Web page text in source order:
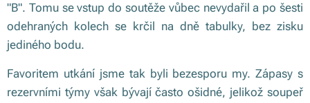
"B". Tomu se vstup do soutěže vůbec nevydařil a po šesti
odehraných kolech se krčil na dně tabulky, bez zisku
jediného bodu.
Favoritem utkání jsme tak byli bezesporu my. Zápasy s
rezervními týmy však bývají často ošidné, jelikož soupeř